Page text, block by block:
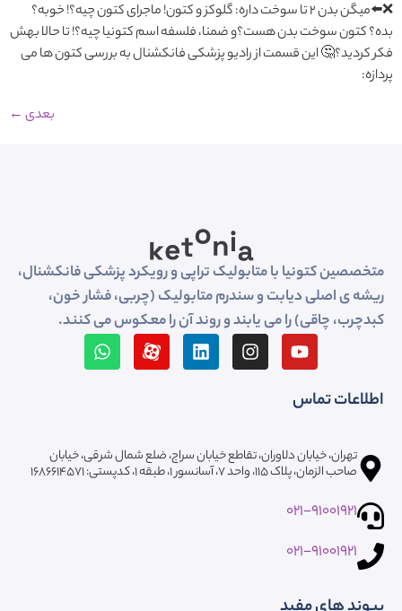
❌⬅️میگن بدن 2 تا سوخت داره: گلوکز و کتون! ماجرای کتون چیه؟! خوبه؟
بده؟ کتون سوخت بدن هست؟و ضمنا، فلسفه اسم کتونیا چیه؟! تا حالا بهش
فکر کردید؟🤔 این قسمت از رادیو پزشکی فانکشنال به بررسی کتون ها می
پردازه:
بعدی ←
متخصصین کتونیا با متابولیک تراپی و رویکرد پزشکی فانکشنال،
ریشه ی اصلی دیابت و سندرم متابولیک (چربی، فشار خون،
کبدچرب، چاقی) را می یابند و روند آن را معکوس می کنند.
اطلاعات تماس
تهران، خیابان دلاوران، تقاطع خیابان سراج، ضلع شمال شرقی، خیابان
صاحب الزمان، پلاک ۱۱۵، واحد ۷، آسانسور ۱، طبقه 1، کدپستی: ۱۶۸۶۶۱۴۵۷۱
021-91001921
021-91001921